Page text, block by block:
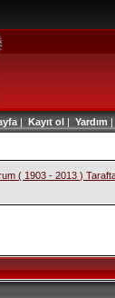
| Kayıt ol | Yardım |
( 1903 - 2013 )